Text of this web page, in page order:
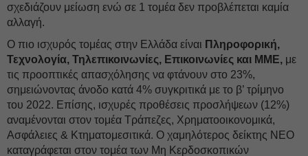
σχεδιάζουν μείωση ενώ σε 1 τομέα δεν προβλέπεται καμία
αλλαγή.
Ο πιο ισχυρός τομέας στην Ελλάδα είναι Πληροφορική,
Τεχνολογία, Τηλεπικοινωνίες, Επικοινωνίες και ΜΜΕ, με
τις προοπτικές απασχόλησης να φτάνουν στο 23%,
σημειώνοντας άνοδο κατά 4% συγκριτικά με το β’ τρίμηνο
του 2022. Επίσης, ισχυρές προθέσεις προσλήψεων (12%)
αναμένονται στον τομέα Τράπεζες, Χρηματοοικονομικά,
Ασφάλειες & Κτηματομεσιτικά. Ο χαμηλότερος δείκτης NEO
καταγράφεται στον τομέα των Μη Κερδοσκοπικών